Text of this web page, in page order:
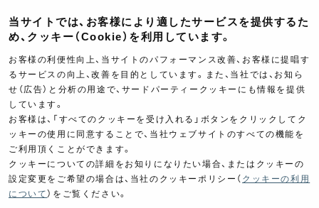
ヨシムラTV
イベント情報
イベントスケジュール
ツーリングブレイクタイム
製品ポスター
当サイトでは、お客様により適したサービスを提供するた
め、クッキー（Cookie）を利用しています。
お客様の利便性向上、当サイトのパフォーマンス改善、お客様に提唱す
るサービスの向上、改善を目的としています。また、当社では、お知ら
せ（広告）と分析の用途で、サードパーティークッキーにも情報を提供
しています。
お客様は、「すべてのクッキーを受け入れる」ボタンをクリックしてク
ッキーの使用に同意することで、当社ウェブサイトのすべての機能を
ご利用頂くことができます。
クッキーについての詳細をお知りになりたい場合、またはクッキーの
設定変更をご希望の場合は、当社のクッキーポリシー（ クッキーの利用
について ）をご覧ください。